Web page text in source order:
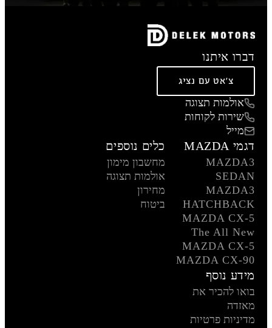
דברו איתנו
צ'אט עם נציג
אולמות תצוגה
שירות לקוחות
מייל
דגמי MAZDA
MAZDA3
SEDAN
MAZDA3
HATCHBACK
MAZDA CX-5
The All New
MAZDA CX-5
MAZDA CX-90
כלים נוספים
מחשבון מימון
אולמות תצוגה
מחירון
ביטוח
מידע נוסף
בואו להכיר את
מאזדה
מדיניות פרטיות